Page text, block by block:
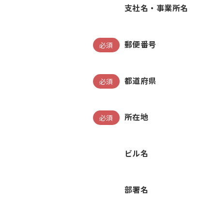
支社名・事業所名
必須 郵便番号
必須 都道府県
必須 所在地
ビル名
部署名